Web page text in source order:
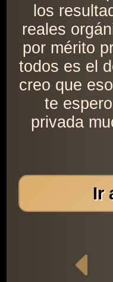
los
reales
por mérito
todos es el
creo que
te
privada
Ir